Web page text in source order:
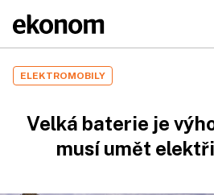
ELEKTROMOBILY
Velká baterie je
musí umět